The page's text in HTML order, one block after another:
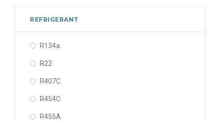
16300 BTU
16600 BTU
19100 BTU
23800 BTU
REFRIGERANT
R134a
R22
R407C
R454C
R455A